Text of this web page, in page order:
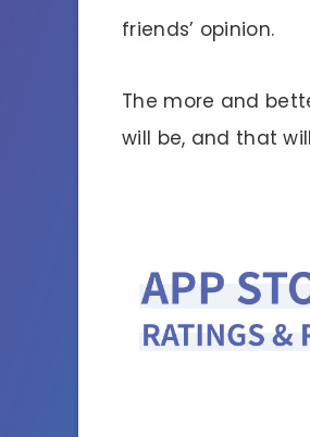
friends’ opinion.
The more and
will be, and that